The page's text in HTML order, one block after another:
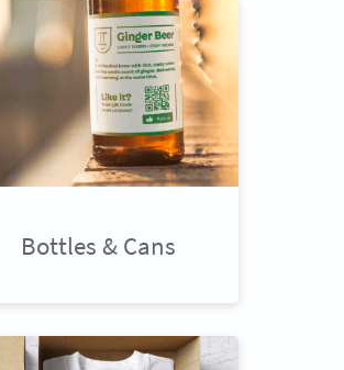
Bottles & Cans